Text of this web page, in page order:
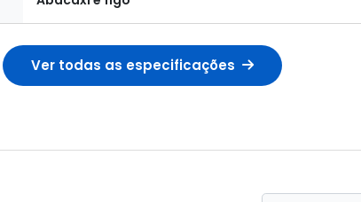
Ver todas as especificações